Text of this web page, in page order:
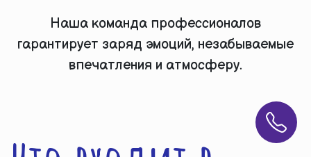
Наша команда профессионалов
гарантирует заряд эмоций, незабываемые
впечатления и атмосферу.